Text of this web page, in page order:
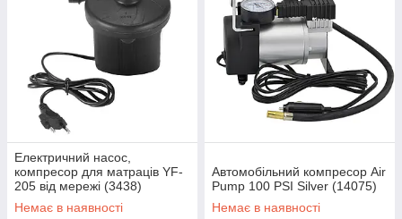
Електричний насос,
компресор для матраців YF-
205 від мережі (3438)
Немає в наявності
Автомобільний компресор Air
Pump 100 PSI Silver (14075)
Немає в наявності